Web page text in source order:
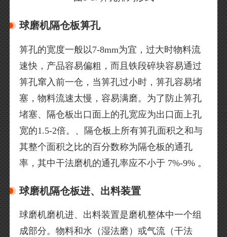
球磨机隔仓板箅孔
箅孔的宽度一般以7-8mm为宜，过大时物料流
速快，产品容易偏粗，而且铁段碎块容易通过
箅孔窜入前一仓，当箅孔过小时，箅孔容易堵
塞，物料流速太慢，容易满磨。为了防止箅孔
堵塞、隔仓板出口面上的孔宽应为出口面上孔
宽的1.5-2倍。、隔仓板上所有箅孔面积之和与
其整个面积之比的百分数称为隔仓板的通孔
率，其中干法磨机的通孔率应不小于 7%-9% 。
球磨机隔仓板进、出料装置
球磨机磨机进、出料装置是磨机整体中一个组
成部分。物料和水（湿法磨）或气流（干法